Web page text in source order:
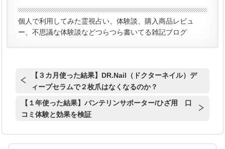
個人で利用してみた霊視占い、体験談、購入商品レビュ
ー、不思議な体験談などつらつら書いてる雑記ブログ
【３カ月使った結果】DR.Nail（ドクターネイル）デ
ィープセラムで２枚爪はなくなるのか？
【１年使った結果】バンテリンサポーター/ひざ用 口
コミ体験と効果を検証